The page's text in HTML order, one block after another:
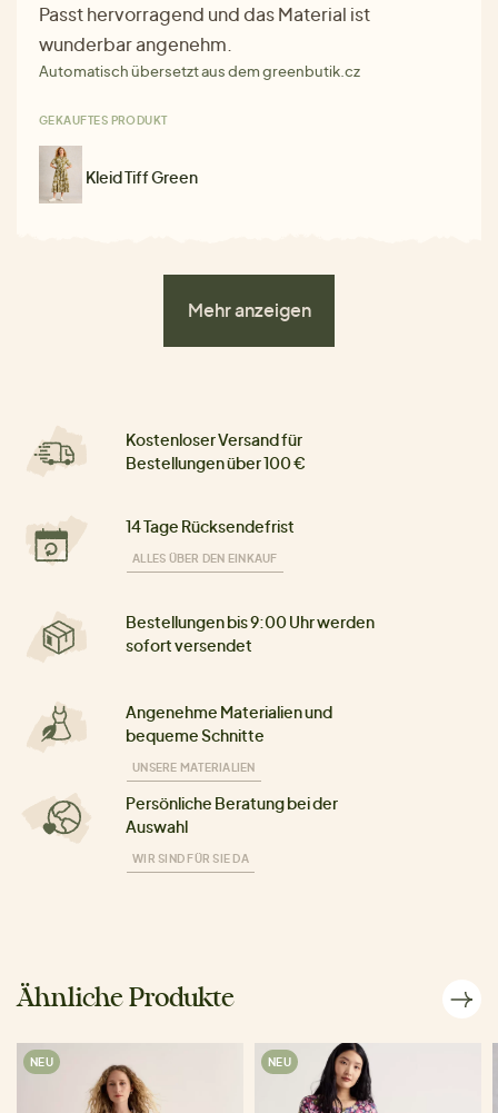
Passt hervorragend und das Material ist
wunderbar angenehm.
Automatisch übersetzt aus dem greenbutik.cz
GEKAUFTES PRODUKT
Kleid Tiff Green
Mehr anzeigen
Kostenloser Versand für
Bestellungen über 100 €
14 Tage Rücksendefrist
ALLES ÜBER DEN EINKAUF
Bestellungen bis 9:00 Uhr werden
sofort versendet
Angenehme Materialien und
bequeme Schnitte
UNSERE MATERIALIEN
Persönliche Beratung bei der
Auswahl
WIR SIND FÜR SIE DA
Ähnliche Produkte
NEU NEU